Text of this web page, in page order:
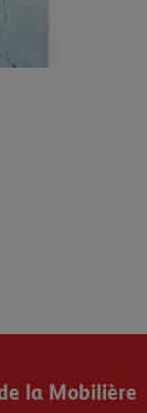
la Mobilière